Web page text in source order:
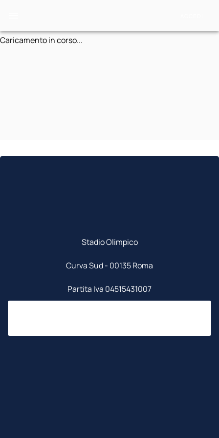
Caricamento in corso...
Stadio Olimpico
Curva Sud - 00135 Roma
Partita Iva 04515431007